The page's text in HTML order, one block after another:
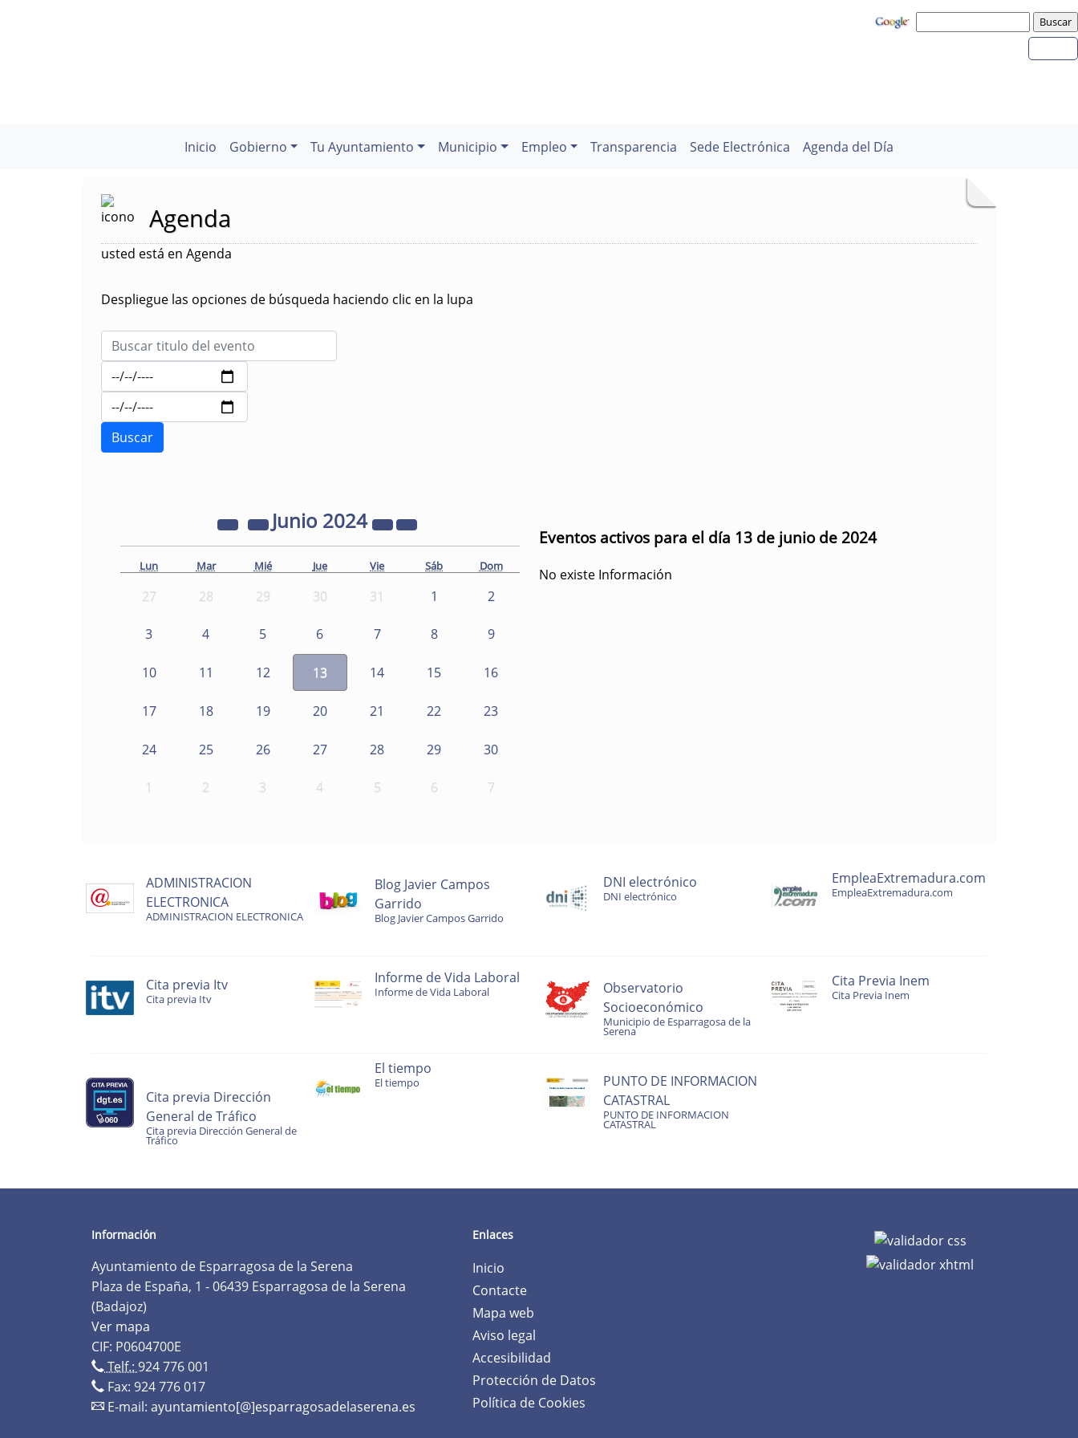
Inicio Gobierno Tu Ayuntamiento Municipio Empleo Transparencia Sede Electrónica Agenda del Día
Agenda
usted está en Agenda
Despliegue las opciones de búsqueda haciendo clic en la lupa
Junio 2024
Lun Mar Mié Jue Vie Sáb Dom
27 28 29 30 31 1 2
3 4 5 6 7 8 9
10 11 12 13 14 15 16
17 18 19 20 21 22 23
24 25 26 27 28 29 30
1 2 3 4 5 6 7
Eventos activos para el día 13 de junio de 2024
No existe Información
ADMINISTRACION
ELECTRONICA
ADMINISTRACION ELECTRONICA
Blog Javier Campos
Garrido
Blog Javier Campos Garrido
DNI electrónico
DNI electrónico
EmpleaExtremadura.com
EmpleaExtremadura.com
Cita previa Itv
Cita previa Itv
Informe de Vida Laboral
Informe de Vida Laboral
Observatorio
Socioeconómico
Municipio de Esparragosa de la
Serena
Cita Previa Inem
Cita Previa Inem
Cita previa Dirección
General de Tráfico
Cita previa Dirección General de
Tráfico
El tiempo
El tiempo
PUNTO DE INFORMACION
CATASTRAL
PUNTO DE INFORMACION
CATASTRAL
Información
Ayuntamiento de Esparragosa de la Serena
Plaza de España, 1 - 06439 Esparragosa de la Serena
(Badajoz)
Ver mapa
CIF: P0604700E
Telf.: 924 776 001
Fax: 924 776 017
E-mail: ayuntamiento[@]esparragosadelaserena.es
Enlaces
Inicio
Contacte
Mapa web
Aviso legal
Accesibilidad
Protección de Datos
Política de Cookies